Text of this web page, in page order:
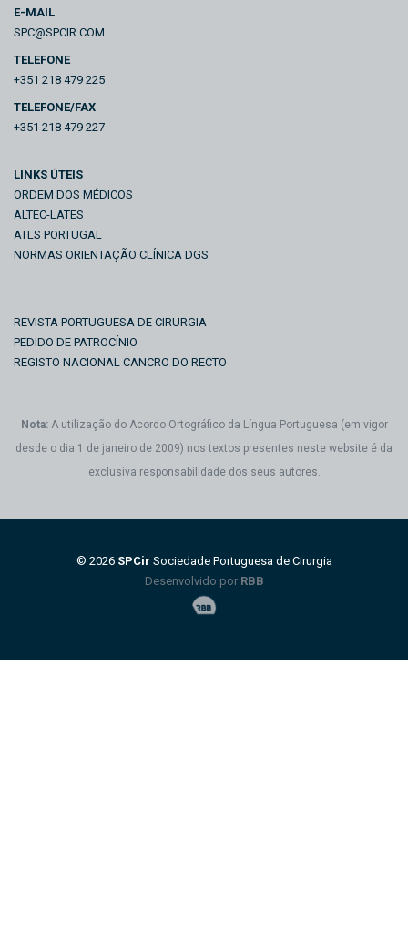
E-MAIL
SPC@SPCIR.COM
TELEFONE
+351 218 479 225
TELEFONE/FAX
+351 218 479 227
LINKS ÚTEIS
ORDEM DOS MÉDICOS
ALTEC-LATES
ATLS PORTUGAL
NORMAS ORIENTAÇÃO CLÍNICA DGS
REVISTA PORTUGUESA DE CIRURGIA
PEDIDO DE PATROCÍNIO
REGISTO NACIONAL CANCRO DO RECTO
Nota:A utilização do Acordo Ortográfico da Língua Portuguesa (em vigor
desde o dia 1 de janeiro de 2009) nos textos presentes neste website é da
exclusiva responsabilidade dos seus autores.
© 2026 SPCir Sociedade Portuguesa de Cirurgia
Desenvolvido por RBB